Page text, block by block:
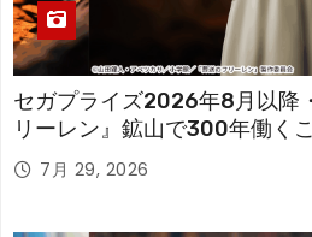
セガプライズ2026年8月以降
リーレン』鉱山で300年働く
「フリーレン」を立体化！
7月 29, 2026